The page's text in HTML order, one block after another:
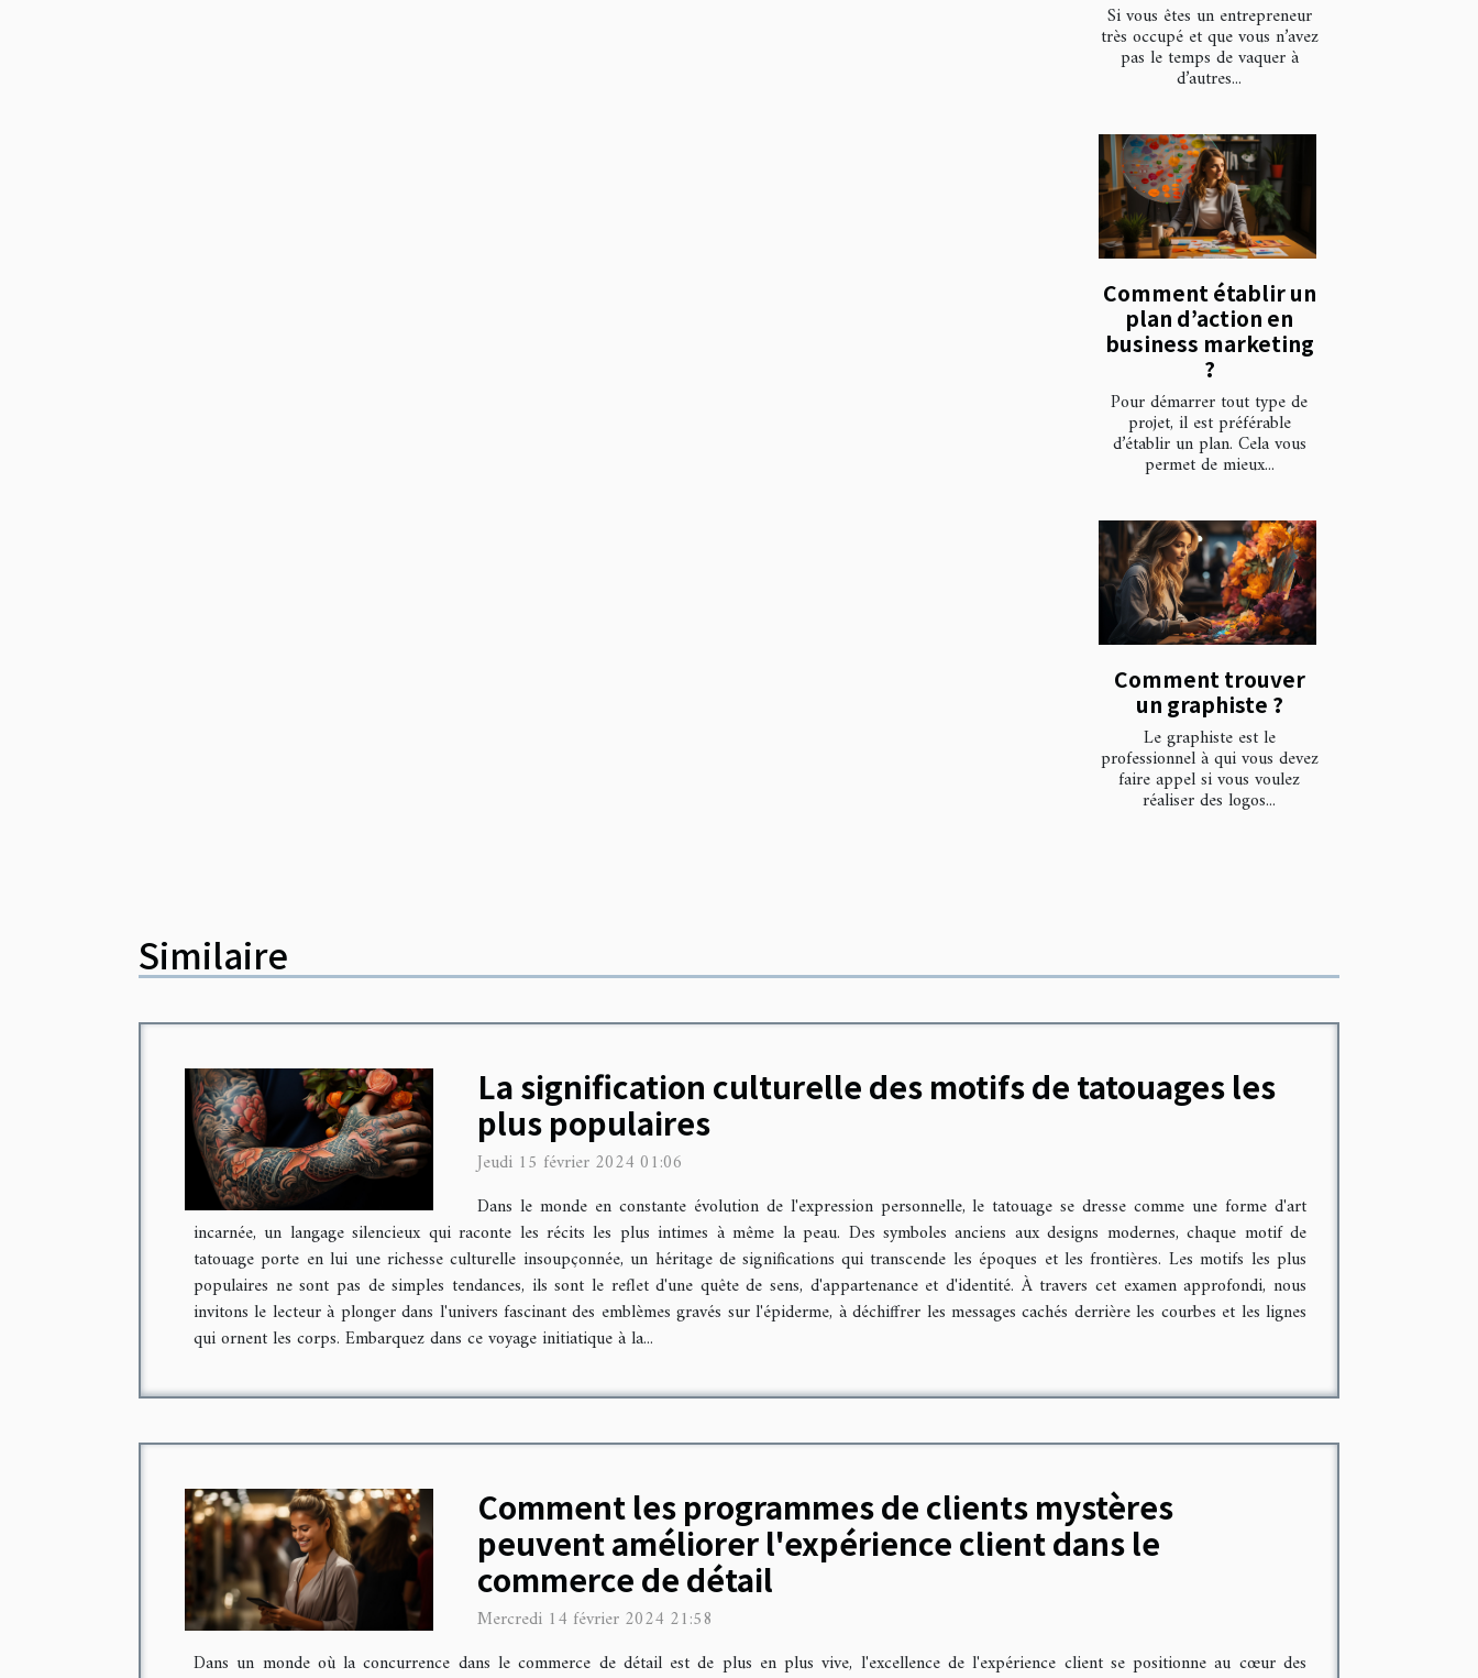
Si vous êtes un entrepreneur
très occupé et que vous n’avez
pas le temps de vaquer à
d’autres...
Comment établir un
plan d’action en
business marketing
?
Pour démarrer tout type de
projet, il est préférable
d’établir un plan. Cela vous
permet de mieux...
Comment trouver
un graphiste ?
Le graphiste est le
professionnel à qui vous devez
faire appel si vous voulez
réaliser des logos...
Similaire
La signification culturelle des motifs de tatouages les
plus populaires
Jeudi 15 février 2024 01:06
Dans le monde en constante évolution de l'expression personnelle, le tatouage se dresse comme une forme d'art
incarnée, un langage silencieux qui raconte les récits les plus intimes à même la peau. Des symboles anciens aux designs modernes, chaque motif de
tatouage porte en lui une richesse culturelle insoupçonnée, un héritage de significations qui transcende les époques et les frontières. Les motifs les plus
populaires ne sont pas de simples tendances, ils sont le reflet d'une quête de sens, d'appartenance et d'identité. À travers cet examen approfondi, nous
invitons le lecteur à plonger dans l'univers fascinant des emblèmes gravés sur l'épiderme, à déchiffrer les messages cachés derrière les courbes et les lignes
qui ornent les corps. Embarquez dans ce voyage initiatique à la...
Comment les programmes de clients mystères
peuvent améliorer l'expérience client dans le
commerce de détail
Mercredi 14 février 2024 21:58
Dans un monde où la concurrence dans le commerce de détail est de plus en plus vive, l'excellence de l'expérience client se positionne au cœur des